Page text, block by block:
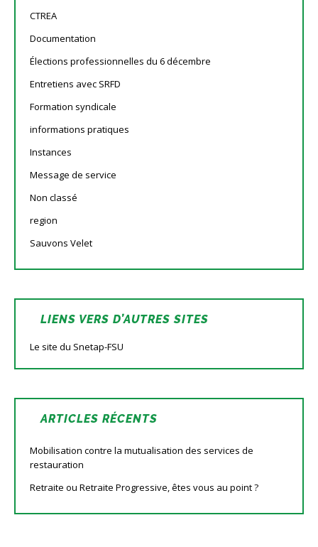
CTREA
Documentation
Élections professionnelles du 6 décembre
Entretiens avec SRFD
Formation syndicale
informations pratiques
Instances
Message de service
Non classé
region
Sauvons Velet
LIENS VERS D’AUTRES SITES
Le site du Snetap-FSU
ARTICLES RÉCENTS
Mobilisation contre la mutualisation des services de
restauration
Retraite ou Retraite Progressive, êtes vous au point ?